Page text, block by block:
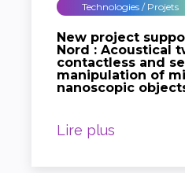
Technologies / Projets
New project
Nord : Acoustical
contactless and
manipulation of
nanoscopic
Lire plus